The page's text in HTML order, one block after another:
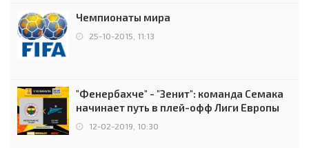
Чемпионаты мира
25-10-2015, 11:13
"Фенербахче" - "Зенит": команда Семака
начинает путь в плей-офф Лиги Европы
12-02-2019, 10:30